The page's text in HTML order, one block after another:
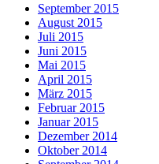
September 2015
August 2015
Juli 2015
Juni 2015
Mai 2015
April 2015
März 2015
Februar 2015
Januar 2015
Dezember 2014
Oktober 2014